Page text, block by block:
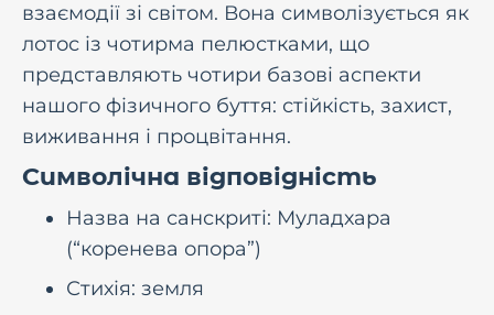
взаємодії зі світом. Вона символізується як
лотос із чотирма пелюстками, що
представляють чотири базові аспекти
нашого фізичного буття: стійкість, захист,
виживання і процвітання.
Символічна відповідність
Назва на санскриті: Муладхара
(“коренева опора”)
Стихія: земля